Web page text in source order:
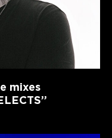
mixes